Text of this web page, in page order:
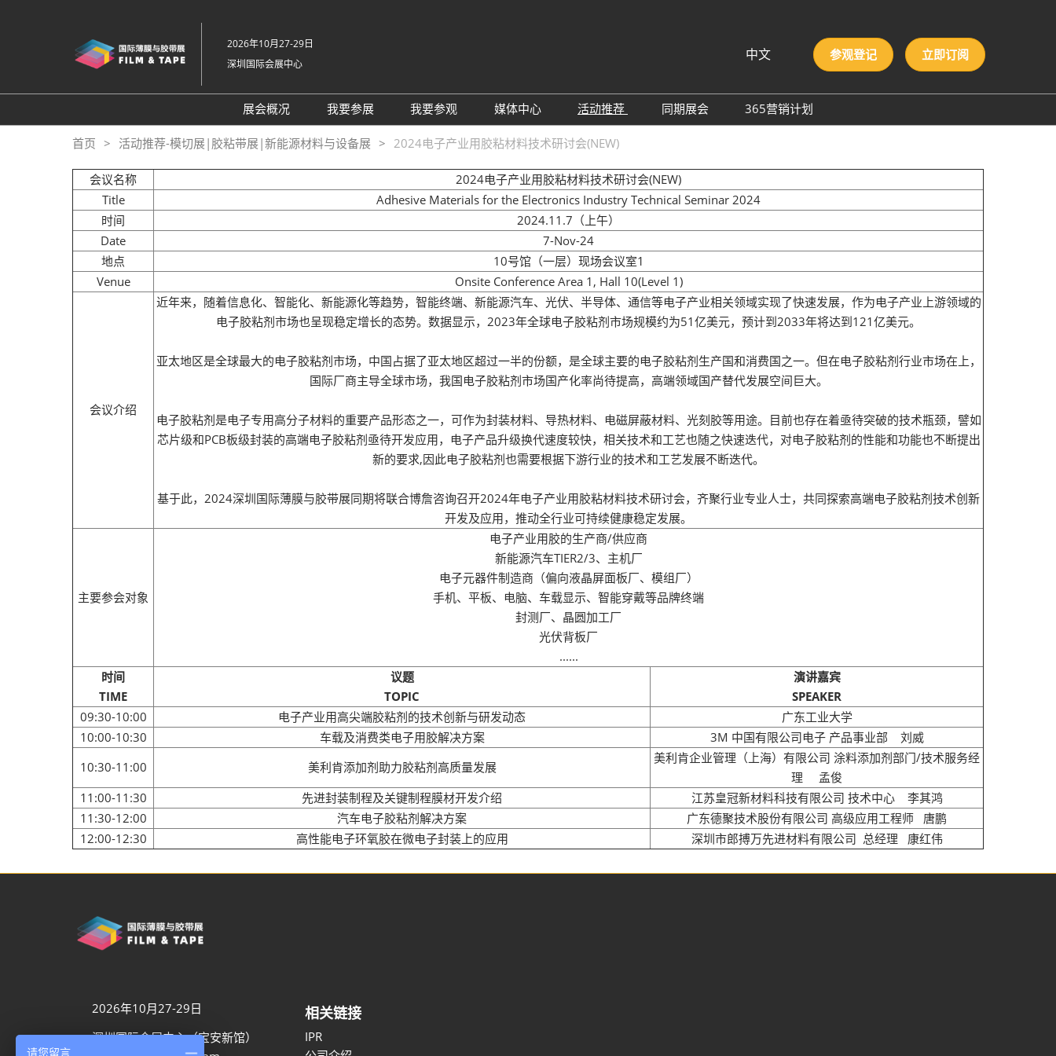
跳
转
容
2026年10月27-29日
深圳国际会展中心
中文
English
한국인
Tiếng Việt
แบบไทย
Indonesia
参观登记 立即订阅
展会概况
展会概况
展品范围
交通住宿
关于主办方
包容性和多元化
常见问题解答
展馆平面图
2026越南国际薄膜与胶带展
我要参展
展位预定
展商评语
展商增值服务
重点观众
为何参展
商贸配对
我要参观
参观预登记
特邀贵宾
展商名录
展商说
组团参观
RX Connect 励展通
媒体中心
行业新闻
展会新闻
展商动态
合作媒体
订阅电邮
活动推荐
会议论坛
2026越南国际薄膜与胶带展
同期展会
亚洲材料周
览会
365营销计划
首页 活动推荐-模切展|胶粘带展|新能源材料与设备展 2024电子产业用胶粘材料技术研讨会(NEW)
会议名称
2024电子产业用胶粘材料技术研讨会(NEW)
Title
Adhesive Materials for the Electronics Industry Technical Seminar 2024
时间
2024.11.7（上午）
Date
7-Nov-24
地点
10号馆（一层）现场会议室1
Venue
Onsite Conference Area 1, Hall 10(Level 1)
会议介绍
近年来，随着信息化、智能化、新能源化等趋势，智能终端、新能源汽车、光伏、半导体、通信等电子产业相关领域实现了快速发展，作为电子产业上游领域的
电子胶粘剂市场也呈现稳定增长的态势。数据显示，2023年全球电子胶粘剂市场规模约为51亿美元，预计到2033年将达到121亿美元。
亚太地区是全球最大的电子胶粘剂市场，中国占据了亚太地区超过一半的份额，是全球主要的电子胶粘剂生产国和消费国之一。但在电子胶粘剂行业市场在上，
国际厂商主导全球市场，我国电子胶粘剂市场国产化率尚待提高，高端领域国产替代发展空间巨大。
电子胶粘剂是电子专用高分子材料的重要产品形态之一，可作为封装材料、导热材料、电磁屏蔽材料、光刻胶等用途。目前也存在着亟待突破的技术瓶颈，譬如
芯片级和PCB板级封装的高端电子胶粘剂亟待开发应用，电子产品升级换代速度较快，相关技术和工艺也随之快速迭代，对电子胶粘剂的性能和功能也不断提出
新的要求,因此电子胶粘剂也需要根据下游行业的技术和工艺发展不断迭代。
基于此，2024深圳国际薄膜与胶带展同期将联合博詹咨询召开2024年电子产业用胶粘材料技术研讨会，齐聚行业专业人士，共同探索高端电子胶粘剂技术创新
开发及应用，推动全行业可持续健康稳定发展。
主要参会对象
电子产业用胶的生产商/供应商
新能源汽车TIER2/3、主机厂
电子元器件制造商（偏向液晶屏面板厂、模组厂）
手机、平板、电脑、车载显示、智能穿戴等品牌终端
封测厂、晶圆加工厂
光伏背板厂
......
时间
TIME
议题
TOPIC
演讲嘉宾
SPEAKER
09:30-10:00
电子产业用高尖端胶粘剂的技术创新与研发动态
广东工业大学
10:00-10:30
车载及消费类电子用胶解决方案
3M 中国有限公司电子 产品事业部 刘威
10:30-11:00
美利肯添加剂助力胶粘剂高质量发展
美利肯企业管理（上海）有限公司 涂料添加剂部门/技术服务经
理 孟俊
11:00-11:30
先进封装制程及关键制程膜材开发介绍
江苏皇冠新材料科技有限公司 技术中心 李其鸿
11:30-12:00
汽车电子胶粘剂解决方案
广东德聚技术股份有限公司 高级应用工程师 唐鹏
12:00-12:30
高性能电子环氧胶在微电子封装上的应用 深圳市郎搏万先进材料有限公司 总经理 康红伟
2026年10月27-29日
深圳国际会展中心（宝安新馆）
相关链接
IPR
请您留言